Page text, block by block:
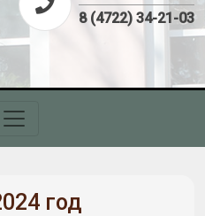
8 (4722) 34-21-03
год